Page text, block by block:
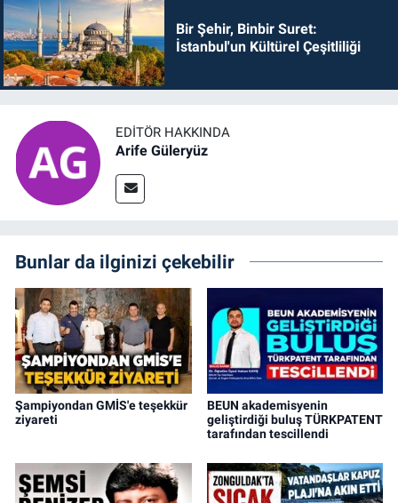
Bir Şehir, Binbir Suret:
İstanbul'un Kültürel Çeşitliliği
EDITÖR HAKKINDA
Arife Güleryüz
Bunlar da ilginizi çekebilir
Şampiyondan GMİS'e teşekkür
ziyareti
BEUN akademisyenin
geliştirdiği buluş TÜRKPATENT
tarafından tescillendi